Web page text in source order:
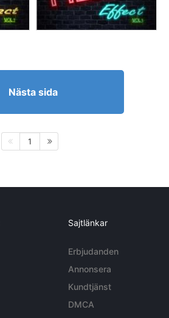
Nästa sida
1
Sajtlänkar
Erbjudanden
Annonsera
Kundtjänst
DMCA